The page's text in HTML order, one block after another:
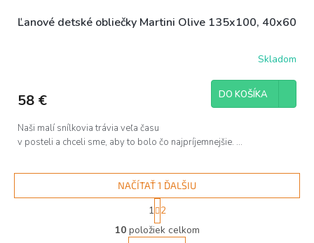
Ľanové detské obliečky Martini Olive 135x100, 40x60
Skladom
58 € DO KOŠÍKA
Naši malí snílkovia trávia veľa času
v posteli a chceli sme, aby to bolo čo najpríjemnejšie. ...
O
v
NAČÍTAŤ 1 ĎALŠIU
S
t
r
á
1 2
10položiek celkom